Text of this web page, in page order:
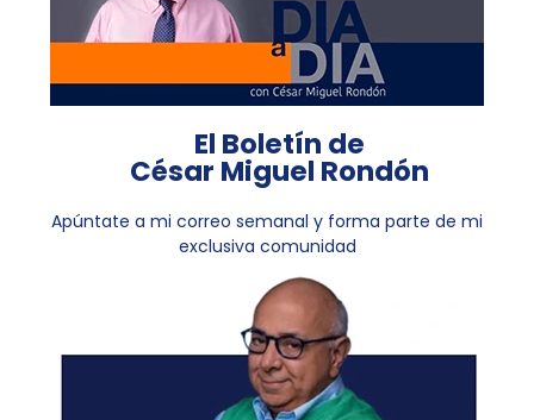
El Boletín de
César Miguel Rondón
Apúntate a mi correo semanal y forma parte de mi
exclusiva comunidad